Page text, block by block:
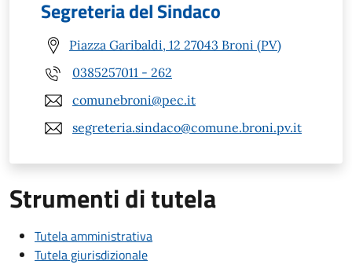
Segreteria del Sindaco
Piazza Garibaldi, 12 27043 Broni (PV)
0385257011 - 262
comunebroni@pec.it
segreteria.sindaco@comune.broni.pv.it
Strumenti di tutela
Tutela amministrativa
Tutela giurisdizionale